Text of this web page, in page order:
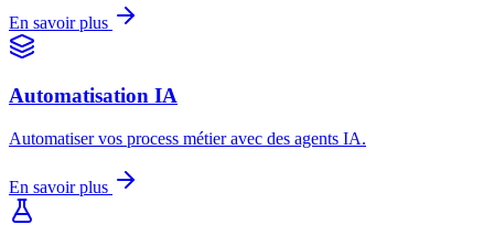
En savoir plus
Automatisation IA
Automatiser vos process métier avec des agents IA.
En savoir plus